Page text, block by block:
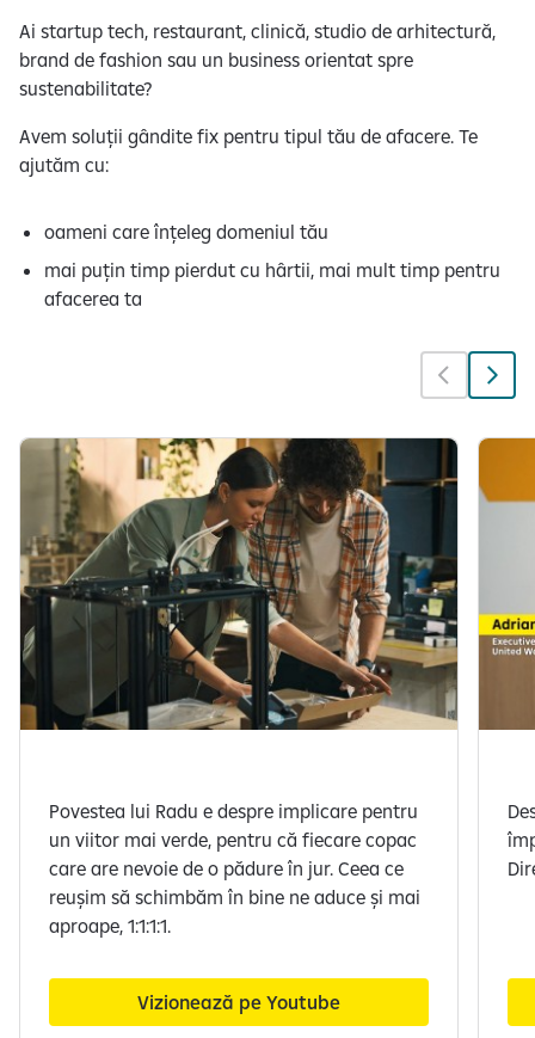
Ai startup tech, restaurant, clinică, studio de arhitectură,
brand de fashion sau un business orientat spre
sustenabilitate?
Avem soluții gândite fix pentru tipul tău de afacere. Te
ajutăm cu:
oameni care înțeleg domeniul tău
mai puțin timp pierdut cu hârtii, mai mult timp pentru
afacerea ta
Povestea lui Radu e despre implicare pentru
un viitor mai verde, pentru că fiecare copac
care are nevoie de o pădure în jur. Ceea ce
reușim să schimbăm în bine ne aduce și mai
aproape, 1:1:1:1.
Vizionează pe Youtube